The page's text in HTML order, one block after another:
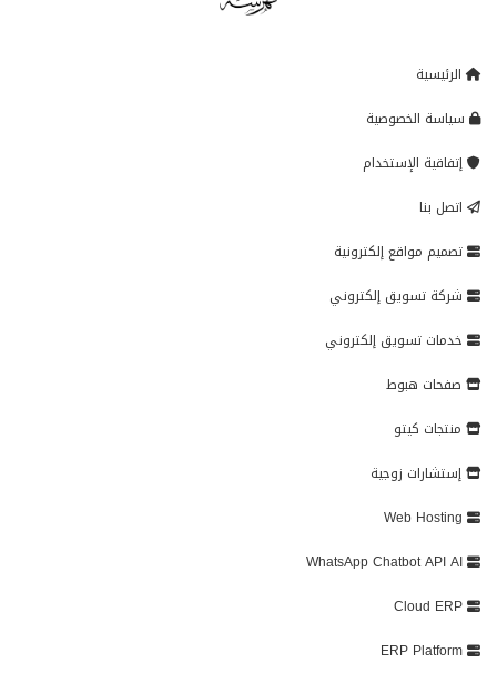
الرئيسية
سياسة الخصوصية
إتفاقية الإستخدام
اتصل بنا
تصميم مواقع إلكترونية
شركة تسويق إلكتروني
خدمات تسويق إلكتروني
صفحات هبوط
منتجات كيتو
إستشارات زوجية